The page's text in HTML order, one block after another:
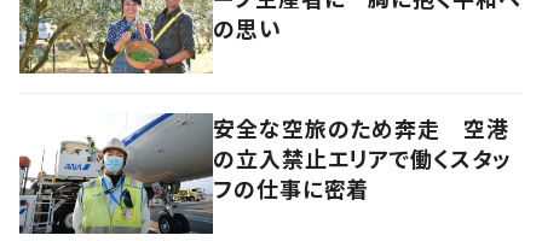
の思い
安全な空旅のため奔走 空港
の立入禁止エリアで働くスタッ
フの仕事に密着